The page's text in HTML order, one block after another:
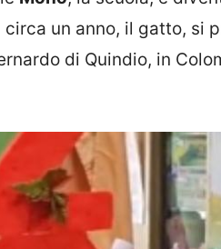
un anno, il gatto, si
di Quindio, in